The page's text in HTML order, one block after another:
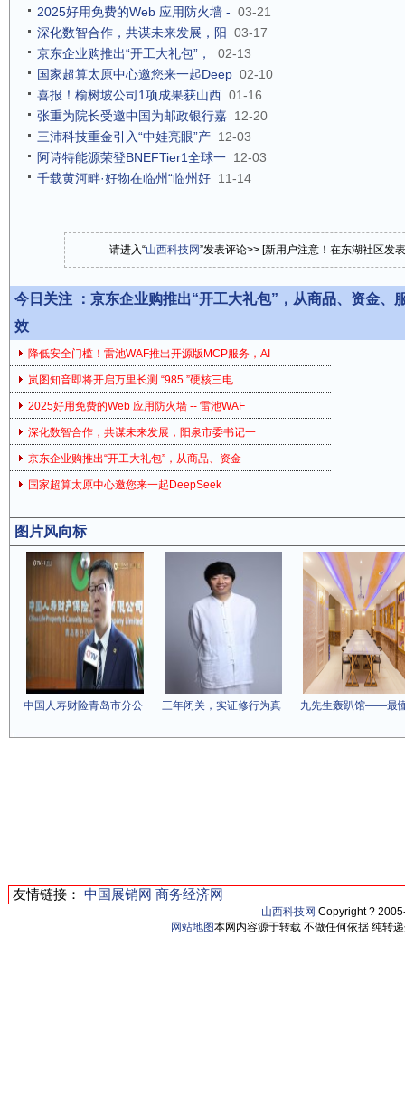
2025好用免费的Web 应用防火墙 - 03-21
深化数智合作，共谋未来发展，阳 03-17
京东企业购推出“开工大礼包”，
02-13
国家超算太原中心邀您来一起Deep 02-10
喜报！榆树坡公司1项成果获山西 01-16
张重为院长受邀中国为邮政银行嘉 12-20
三沛科技重金引入“中娃亮眼”产 12-03
阿诗特能源荣登BNEFTier1全球一 12-03
千载黄河畔·好物在临州“临州好 11-14
请进入“山西科技网”发表评论>> [新用户注意！在东湖社区发
今日关注 ： 京东企业购推出“开工大礼包”，从商品、资金、
效
降低安全门槛！雷池WAF推出开源版MCP服务，AI
岚图知音即将开启万里长测 “985 ”硬核三电
2025好用免费的Web 应用防火墙 -- 雷池WAF
深化数智合作，共谋未来发展，阳泉市委书记一
京东企业购推出“开工大礼包”，从商品、资金
国家超算太原中心邀您来一起DeepSeek
图片风向标
中国人寿财险青岛市分公 三年闭关，实证修行为真 九先生轰趴馆——最
友情链接： 中国展销网 商务经济网
山西科技网 Copyright ?
网站地图本网内容源于转载 不做任何依据 纯转